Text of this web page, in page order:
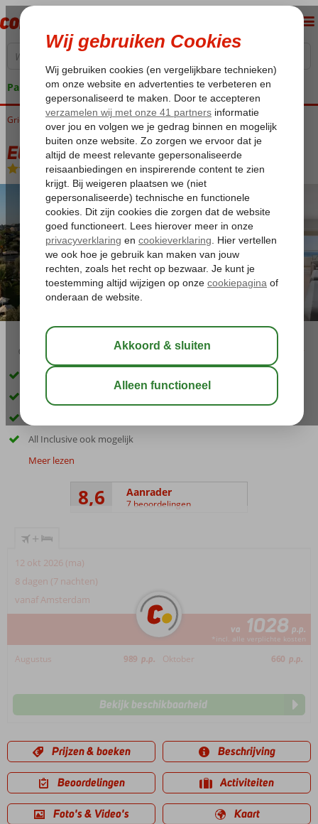
Pakketgarantie
Home
Griekenland Corfu Dassia Elea Beach
Elea Beach
Halfpension- Hotel
02:50
Direct aan het strand
Perfect voor het hele gezin
All Inclusive ook mogelijk
Meer lezen
8,6 Aanrader
7 beoordelingen
+
12 okt 2026 (ma)
8 dagen (7 nachten)
vanaf Amsterdam
va 1028 p.p.
*incl. alle verplichte kosten
Augustus 989 p.p. Oktober 660 p.p.
Bekijk beschikbaarheid
Prijzen & boeken Beschrijving
Beoordelingen Activiteiten
Foto's & Video's Kaart